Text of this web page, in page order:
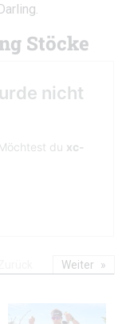
Stöcke
Weiter